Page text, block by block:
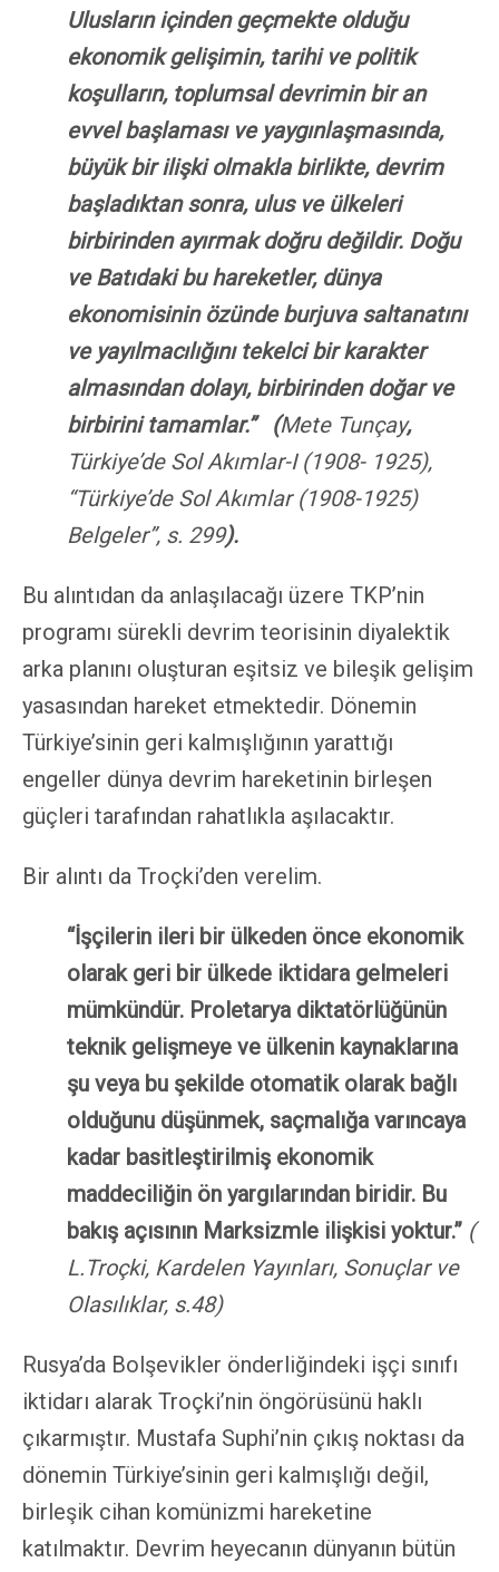
Ulusların içinden geçmekte olduğu
ekonomik gelişimin, tarihi ve politik
koşulların, toplumsal devrimin bir an
evvel başlaması ve yaygınlaşmasında,
büyük bir ilişki olmakla birlikte, devrim
başladıktan sonra, ulus ve ülkeleri
birbirinden ayırmak doğru değildir. Doğu
ve Batıdaki bu hareketler, dünya
ekonomisinin özünde burjuva saltanatını
ve yayılmacılığını tekelci bir karakter
almasından dolayı, birbirinden doğar ve
birbirini tamamlar.”
(Mete Tunçay,
Türkiye’de Sol Akımlar-I (1908- 1925),
“Türkiye’de Sol Akımlar (1908-1925)
Belgeler”, s. 299).
Bu alıntıdan da anlaşılacağı üzere TKP’nin
programı sürekli devrim teorisinin diyalektik
arka planını oluşturan eşitsiz ve bileşik gelişim
yasasından hareket etmektedir. Dönemin
Türkiye’sinin geri kalmışlığının yarattığı
engeller dünya devrim hareketinin birleşen
güçleri tarafından rahatlıkla aşılacaktır.
Bir alıntı da Troçki’den verelim.
“İşçilerin ileri bir ülkeden önce ekonomik
olarak geri bir ülkede iktidara gelmeleri
mümkündür. Proletarya diktatörlüğünün
teknik gelişmeye ve ülkenin kaynaklarına
şu veya bu şekilde otomatik olarak bağlı
olduğunu düşünmek, saçmalığa varıncaya
kadar basitleştirilmiş ekonomik
maddeciliğin ön yargılarından biridir. Bu
bakış açısının Marksizmle ilişkisi yoktur.” (
L.Troçki, Kardelen Yayınları, Sonuçlar ve
Olasılıklar, s.48)
Rusya’da Bolşevikler önderliğindeki işçi sınıfı
iktidarı alarak Troçki’nin öngörüsünü haklı
çıkarmıştır. Mustafa Suphi’nin çıkış noktası da
dönemin Türkiye’sinin geri kalmışlığı değil,
birleşik cihan komünizmi hareketine
katılmaktır. Devrim heyecanın dünyanın bütün